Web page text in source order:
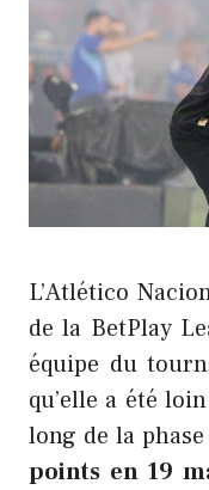
L’Atlético
de la BetPlay
équipe du
qu’elle a été
long de la
points en 19